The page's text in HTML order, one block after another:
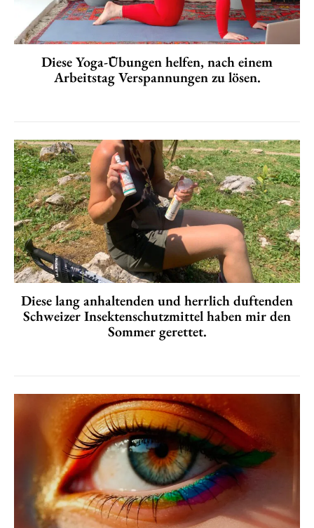
Diese Yoga-Übungen helfen, nach einem
Arbeitstag Verspannungen zu lösen.
Diese lang anhaltenden und herrlich duftenden
Schweizer Insektenschutzmittel haben mir den
Sommer gerettet.